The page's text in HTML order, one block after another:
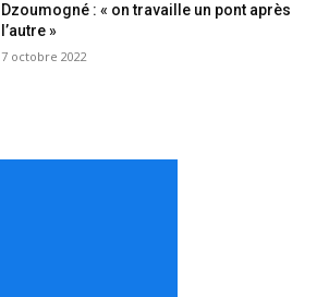
Dzoumogné : « on travaille un pont après
l’autre »
7 octobre 2022